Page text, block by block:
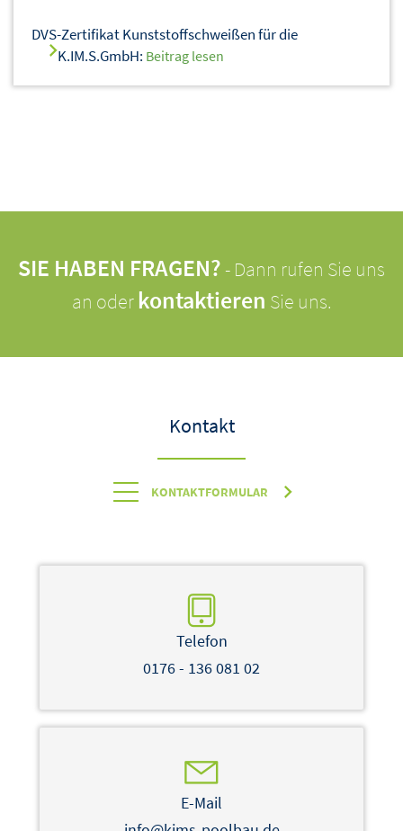
DVS-Zertifikat Kunststoffschweißen für die
K.IM.S.GmbH: Beitrag lesen
SIE HABEN FRAGEN? - Dann rufen Sie uns
an oder kontaktieren Sie uns.
Kontakt
KONTAKTFORMULAR
Telefon
0176 - 136 081 02
E-Mail